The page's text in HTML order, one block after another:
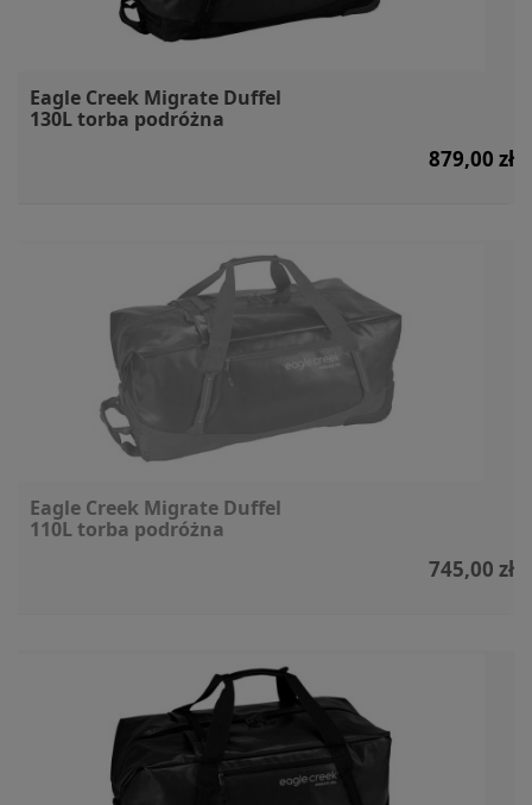
Eagle Creek Migrate Duffel
130L torba podróżna
879,00 zł
Eagle Creek Migrate Duffel
110L torba podróżna
745,00 zł